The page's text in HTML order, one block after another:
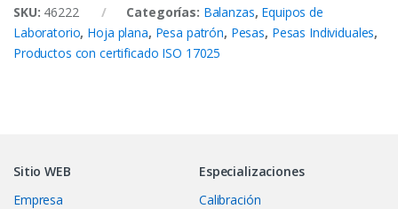
SKU: 46222 Categorías: Balanzas, Equipos de
Laboratorio, Hoja plana, Pesa patrón, Pesas, Pesas Individuales,
Productos con certificado ISO 17025
Sitio WEB
Empresa
Especializaciones
Calibración